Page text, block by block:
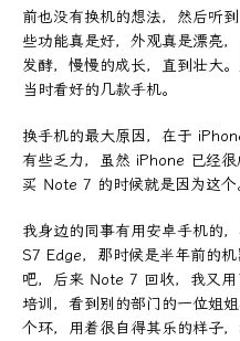
前也没有换机的想法，然后听
些功能真是好，外观真是漂亮
发酵，慢慢的成长，直到壮大
当时看好的几款手机。
换手机的最大原因，在于
有些乏力，虽然 iPhone 已经很
买 Note 7 的时候就是因为这个
我身边的同事有用安卓手机的
S7 Edge，那时候是半年前的
吧，后来 Note 7 回收，我又
培训，看到别的部门的一位姐
个环，用着很自得其乐的样子